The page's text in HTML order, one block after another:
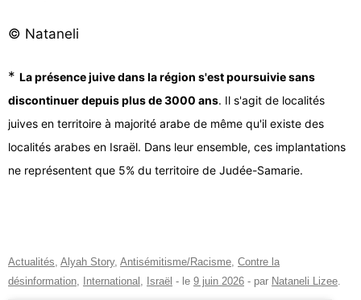
©️ Nataneli
* La présence juive dans la région s'est poursuivie sans
discontinuer depuis plus de 3000 ans. Il s'agit de localités
juives en territoire à majorité arabe de même qu'il existe des
localités arabes en Israël. Dans leur ensemble, ces implantations
ne représentent que 5% du territoire de Judée-Samarie.
Actualités, Alyah Story, Antisémitisme/Racisme, Contre la
désinformation, International , Israël - le 9 juin 2026 - par Nataneli Lizee.